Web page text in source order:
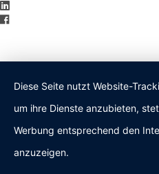
Diese Seite nutzt Website-
um ihre Dienste anzubieten,
Werbung entsprechend den
anzuzeigen.